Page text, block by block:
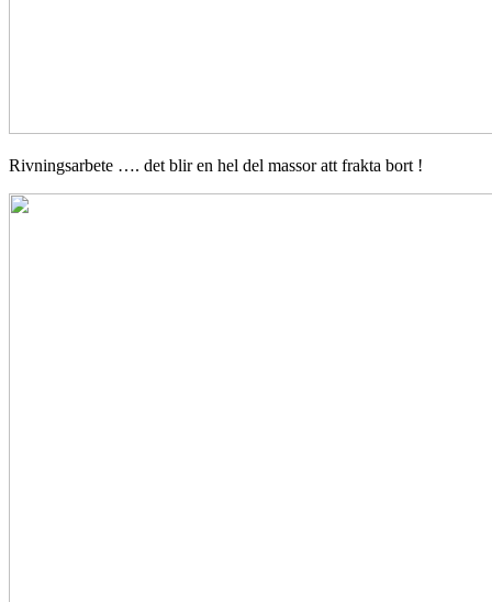
Rivningsarbete …. det blir en hel del massor att frakta bort !